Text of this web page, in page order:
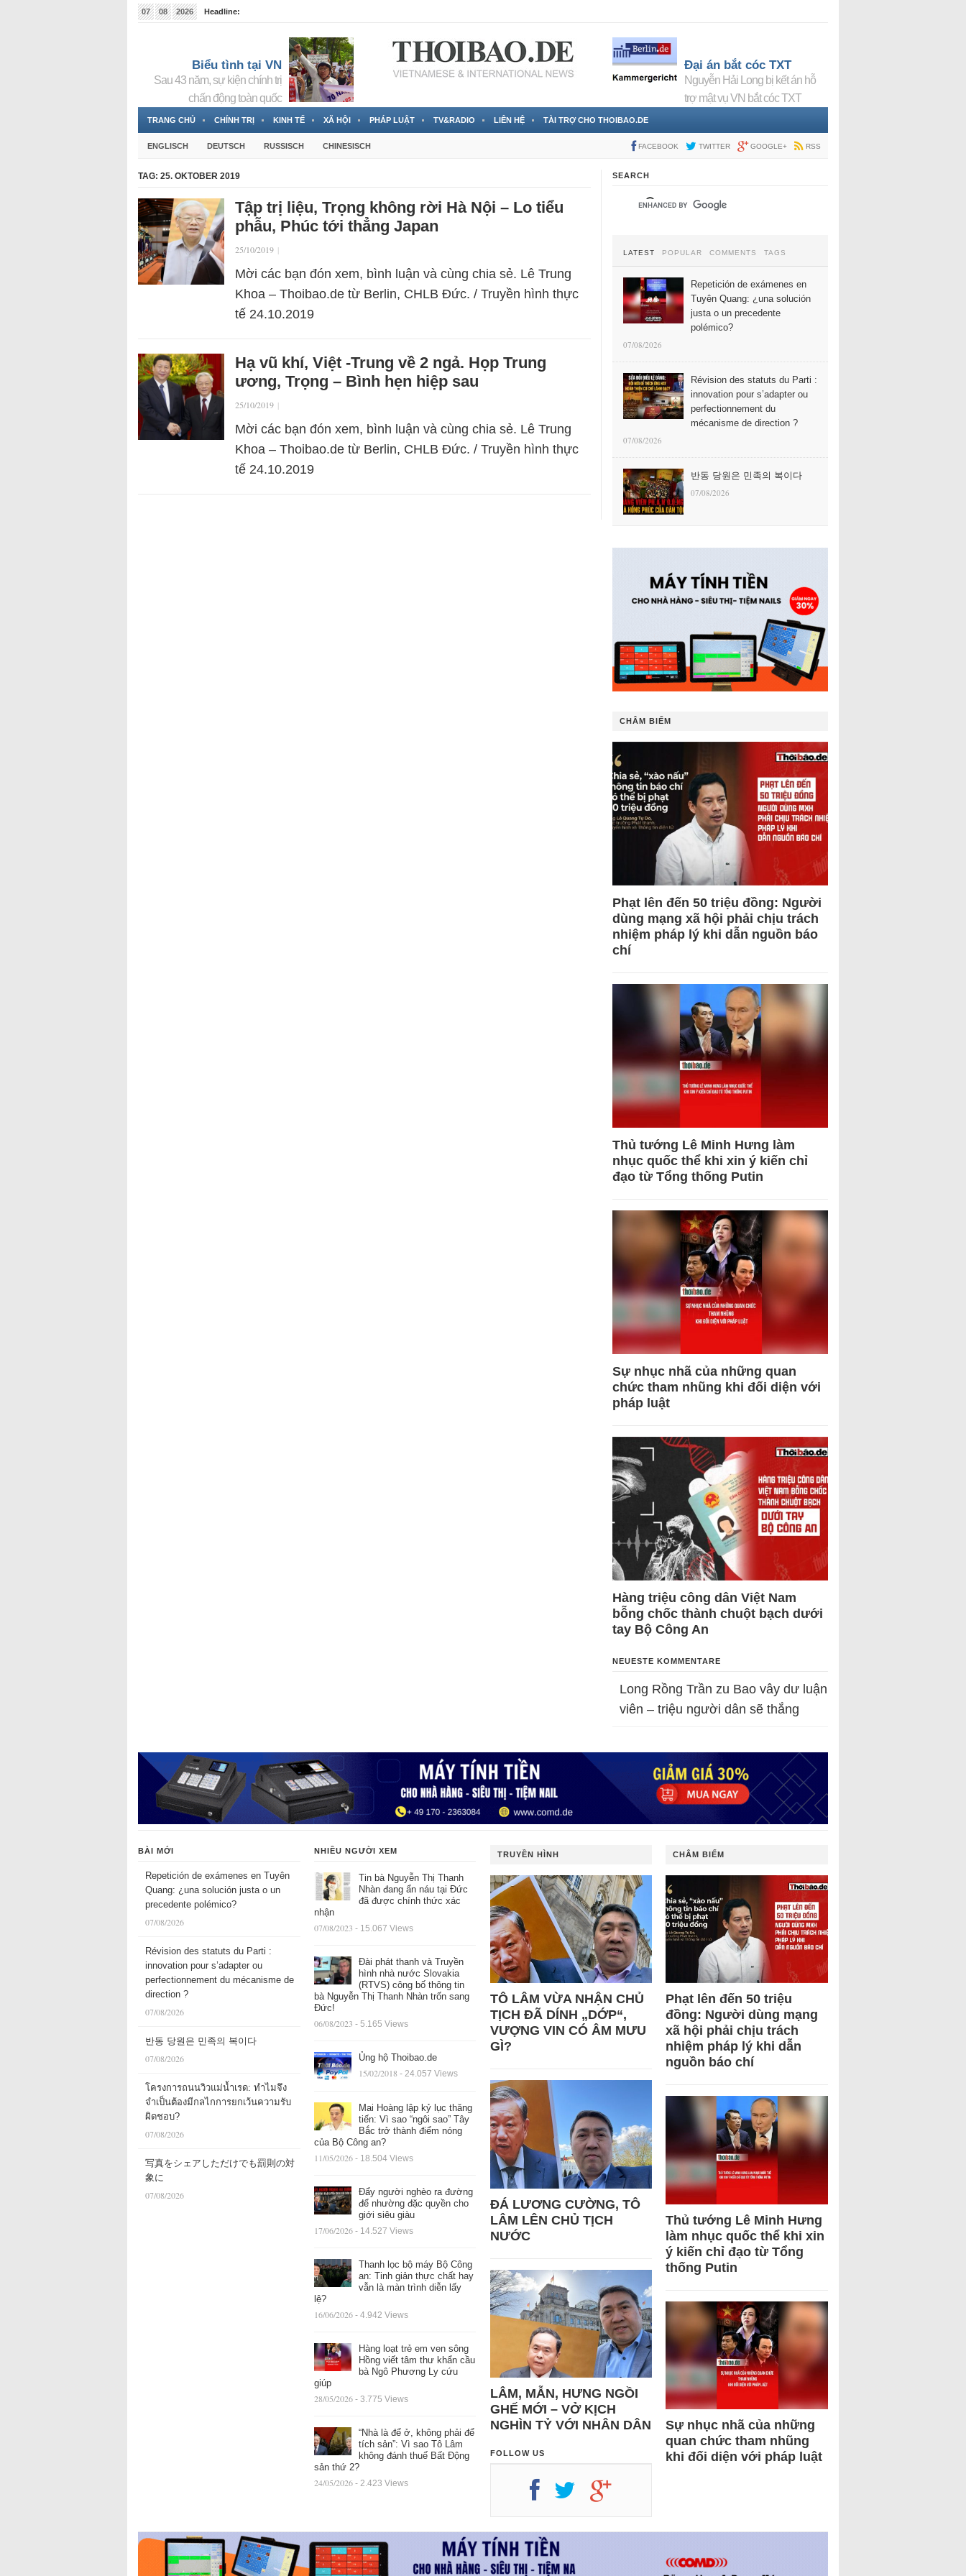
07 08 2026
Headline:
Biểu tình tại VN
Sau 43 năm, sự kiện chính trị
chấn động toàn quốc
Đại án bắt cóc TXT
Nguyễn Hải Long bị kết án hỗ
trợ mật vụ VN bắt cóc TXT
TRANG CHỦ CHÍNH TRỊ KINH TẾ XÃ HỘI PHÁP LUẬT TV&RADIO LIÊN HỆ TÀI TRỢ CHO THOIBAO.DE
ENGLISCH DEUTSCH RUSSISCH CHINESISCH FACEBOOK TWITTER GOOGLE+ RSS
TAG: 25. OKTOBER 2019
Tập trị liệu, Trọng không rời Hà Nội – Lo tiểu
phẫu, Phúc tới thẳng Japan
25/10/2019 |
Mời các bạn đón xem, bình luận và cùng chia sẻ. Lê Trung
Khoa – Thoibao.de từ Berlin, CHLB Đức. / Truyền hình thực
tế 24.10.2019
Hạ vũ khí, Việt -Trung về 2 ngả. Họp Trung
ương, Trọng – Bình hẹn hiệp sau
25/10/2019 |
Mời các bạn đón xem, bình luận và cùng chia sẻ. Lê Trung
Khoa – Thoibao.de từ Berlin, CHLB Đức. / Truyền hình thực
tế 24.10.2019
SEARCH
LATEST POPULAR COMMENTS TAGS
Repetición de exámenes en
Tuyên Quang: ¿una solución
justa o un precedente
polémico?
07/08/2026
Révision des statuts du Parti :
innovation pour s’adapter ou
perfectionnement du
mécanisme de direction ?
07/08/2026
반동 당원은 민족의 복이다
07/08/2026
CHÂM BIẾM
Phạt lên đến 50 triệu đồng: Người
dùng mạng xã hội phải chịu trách
nhiệm pháp lý khi dẫn nguồn báo
chí
Thủ tướng Lê Minh Hưng làm
nhục quốc thể khi xin ý kiến chỉ
đạo từ Tổng thống Putin
Sự nhục nhã của những quan
chức tham nhũng khi đối diện với
pháp luật
Hàng triệu công dân Việt Nam
bỗng chốc thành chuột bạch dưới
tay Bộ Công An
NEUESTE KOMMENTARE
Long Rồng Trần zu Bao vây dư luận
viên – triệu người dân sẽ thắng
BÀI MỚI
Repetición de exámenes en Tuyên
Quang: ¿una solución justa o un
precedente polémico?
07/08/2026
Révision des statuts du Parti :
innovation pour s’adapter ou
perfectionnement du mécanisme de
direction ?
07/08/2026
반동 당원은 민족의 복이다
07/08/2026
โครงการถนนวิวแม่น้ำเรด: ทำไมจึง
จำเป็นต้องมีกลไกการยกเว้นความรับ
ผิดชอบ?
07/08/2026
写真をシェアしただけでも罰則の対
象に
07/08/2026
NHIỀU NGƯỜI XEM
Tin bà Nguyễn Thị Thanh
Nhàn đang ẩn náu tại Đức
đã được chính thức xác
nhận
07/08/2023 - 15.067 Views
Đài phát thanh và Truyền
hình nhà nước Slovakia
(RTVS) công bố thông tin
bà Nguyễn Thị Thanh Nhàn trốn sang
Đức!
06/08/2023 - 5.165 Views
Ủng hộ Thoibao.de
15/02/2018 - 24.057 Views
Mai Hoàng lập kỷ lục thăng
tiến: Vì sao “ngôi sao” Tây
Bắc trở thành điểm nóng
của Bộ Công an?
11/05/2026 - 18.504 Views
Đẩy người nghèo ra đường
để nhường đặc quyền cho
giới siêu giàu
17/06/2026 - 14.527 Views
Thanh lọc bộ máy Bộ Công
an: Tinh giản thực chất hay
vẫn là màn trình diễn lấy
lệ?
16/06/2026 - 4.942 Views
Hàng loạt trẻ em ven sông
Hồng viết tâm thư khẩn cầu
bà Ngô Phương Ly cứu
giúp
28/05/2026 - 3.775 Views
“Nhà là để ở, không phải để
tích sản”: Vì sao Tô Lâm
không đánh thuế Bất Động
sản thứ 2?
24/05/2026 - 2.423 Views
TRUYỀN HÌNH
TÔ LÂM VỪA NHẬN CHỦ
TỊCH ĐÃ DÍNH „DỚP“,
VƯỢNG VIN CÓ ÂM MƯU
GÌ?
ĐÁ LƯƠNG CƯỜNG, TÔ
LÂM LÊN CHỦ TỊCH
NƯỚC
LÂM, MẪN, HƯNG NGỒI
GHẾ MỚI – VỞ KỊCH
NGHÌN TỶ VỚI NHÂN DÂN
FOLLOW US
CHÂM BIẾM
Phạt lên đến 50 triệu
đồng: Người dùng mạng
xã hội phải chịu trách
nhiệm pháp lý khi dẫn
nguồn báo chí
Thủ tướng Lê Minh Hưng
làm nhục quốc thể khi xin
ý kiến chỉ đạo từ Tổng
thống Putin
Sự nhục nhã của những
quan chức tham nhũng
khi đối diện với pháp luật